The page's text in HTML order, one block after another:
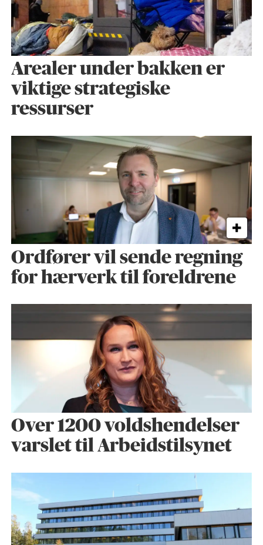
Arealer under bakken er
viktige strategiske
ressurser
Ordfører vil sende regning
for hærverk til foreldrene
Over 1200 voldshendelser
varslet til Arbeidstilsynet